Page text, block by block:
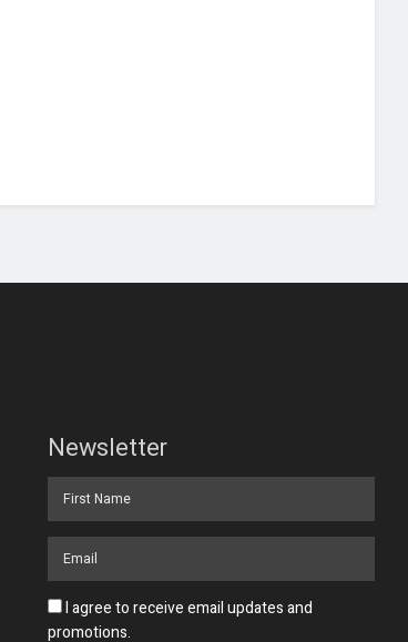
Newsletter
I agree to receive email updates and
promotions.